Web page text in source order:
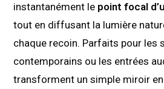
instantanément le point focal
tout en diffusant la lumière
chaque recoin. Parfaits pour les
contemporains ou les entrées
transforment un simple miroir